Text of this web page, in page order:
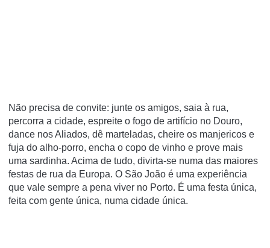
Não precisa de convite: junte os amigos, saia à rua,
percorra a cidade, espreite o fogo de artifício no Douro,
dance nos Aliados, dê marteladas, cheire os manjericos e
fuja do alho-porro, encha o copo de vinho e prove mais
uma sardinha. Acima de tudo, divirta-se numa das maiores
festas de rua da Europa. O São João é uma experiência
que vale sempre a pena viver no Porto. É uma festa única,
feita com gente única, numa cidade única.